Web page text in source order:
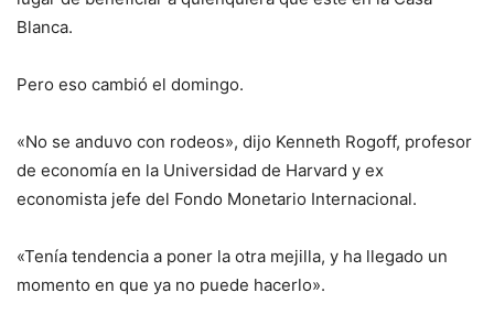
Blanca.
Pero eso cambió el domingo.
«No se anduvo con rodeos», dijo Kenneth Rogoff, profesor
de economía en la Universidad de Harvard y ex
economista jefe del Fondo Monetario Internacional.
«Tenía tendencia a poner la otra mejilla, y ha llegado un
momento en que ya no puede hacerlo».